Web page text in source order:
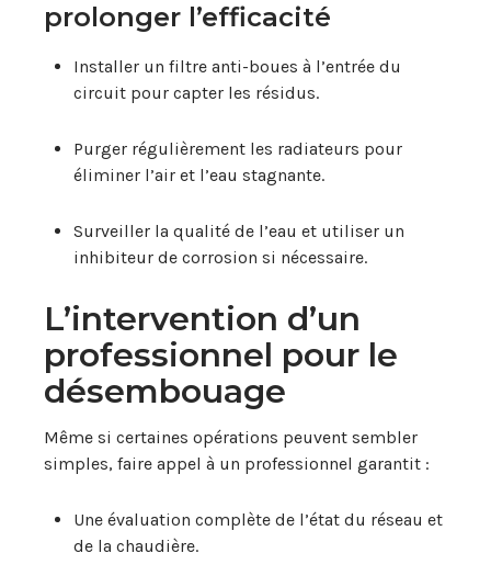
prolonger l’efficacité
Installer un filtre anti-boues à l’entrée du
circuit pour capter les résidus.
Purger régulièrement les radiateurs pour
éliminer l’air et l’eau stagnante.
Surveiller la qualité de l’eau et utiliser un
inhibiteur de corrosion si nécessaire.
L’intervention d’un
professionnel pour le
désembouage
Même si certaines opérations peuvent sembler
simples, faire appel à un professionnel garantit :
Une évaluation complète de l’état du réseau et
de la chaudière.